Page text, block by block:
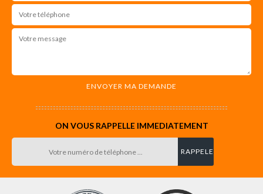
ON VOUS RAPPELLE IMMEDIATEMENT